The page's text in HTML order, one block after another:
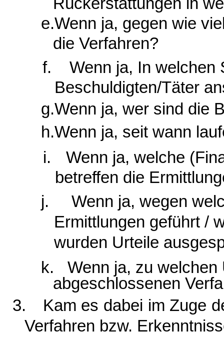
e.Wenn ja, gegen wie
die Verfahren?
f.
Wenn ja, In welchen
Beschuldigten/Täter
g.Wenn ja, wer sind die
h.Wenn ja, seit wann
i.
Wenn ja, welche
betreffen die
j. Wenn ja, wegen
Ermittlungen geführt /
wurden Urteile
k. Wenn ja, zu
abgeschlossenen
3.
Kam es dabei im Zuge
Verfahren bzw.